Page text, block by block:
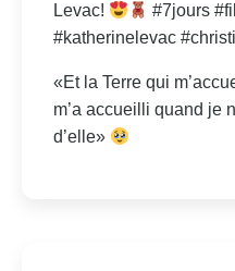
Levac!
#7jours
#katherinelevac
«Et la Terre qui
m’a accueilli quand je
d’elle»